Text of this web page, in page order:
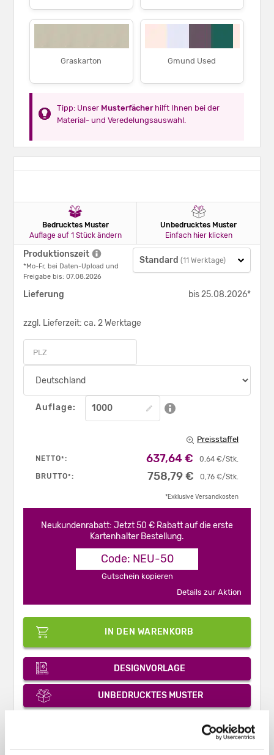
Graskarton Gmund Used
Tipp: Unser Musterfächerhilft Ihnen bei der
Material- und Veredelungsauswahl.
Bedrucktes Muster
Auflage auf 1 Stück ändern
Unbedrucktes Muster
Einfach hier klicken
Produktionszeit
*Mo-Fr, bei Daten-Upload und
Freigabe bis: 07.08.2026
Standard (11 Werktage)
Lieferung bis 25.08.2026*
zzgl. Lieferzeit: ca. 2 Werktage
Auflage:
Preisstaffel
NETTO*: 0,64 €/Stk.
637,64 €
BRUTTO*: 0,76 €/Stk.
758,79 €
*Exklusive Versandkosten
Neukundenrabatt: Jetzt 50 € Rabatt auf die erste
Kartenhalter Bestellung.
Code: NEU-50
Gutschein kopieren
Details zur Aktion
IN DEN WARENKORB
DESIGNVORLAGE
UNBEDRUCKTES MUSTER
KONTAKT & HILFE